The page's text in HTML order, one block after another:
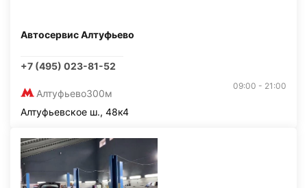
Автосервис Алтуфьево
+7 (495) 023-81-52
Алтуфьево300м
09:00 - 21:00
Алтуфьевское ш., 48к4